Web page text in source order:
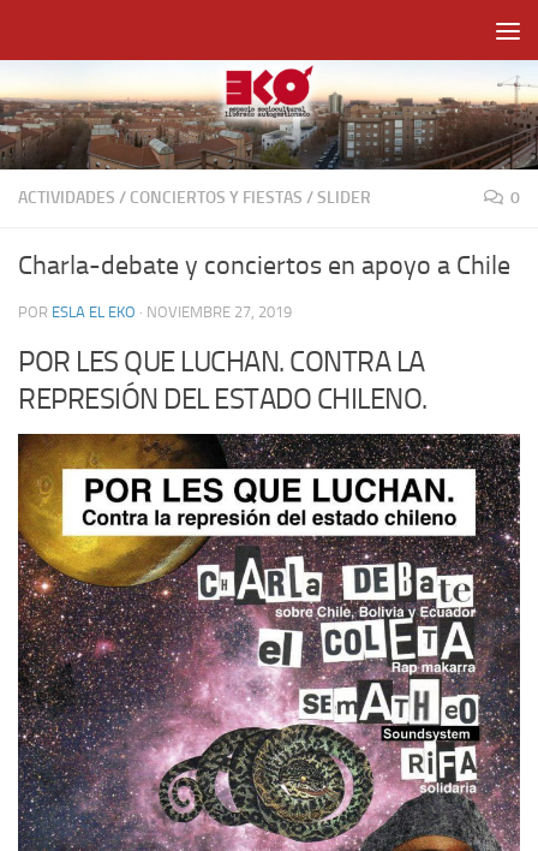
ACTIVIDADES / CONCIERTOS Y FIESTAS /SLIDER 0
Charla-debate y conciertos en apoyo a Chile
POR ESLA EL EKO · NOVIEMBRE 27, 2019
POR LES QUE LUCHAN. CONTRA LA
REPRESIÓN DEL ESTADO CHILENO.